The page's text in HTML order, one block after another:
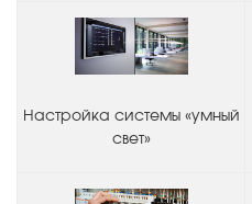
Настройка системы «умный
свет»